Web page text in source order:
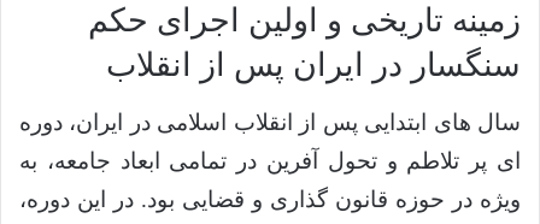
زمینه تاریخی و اولین اجرای حکم
سنگسار در ایران پس از انقلاب
سال های ابتدایی پس از انقلاب اسلامی در ایران، دوره
ای پر تلاطم و تحول آفرین در تمامی ابعاد جامعه، به
ویژه در حوزه قانون گذاری و قضایی بود. در این دوره،